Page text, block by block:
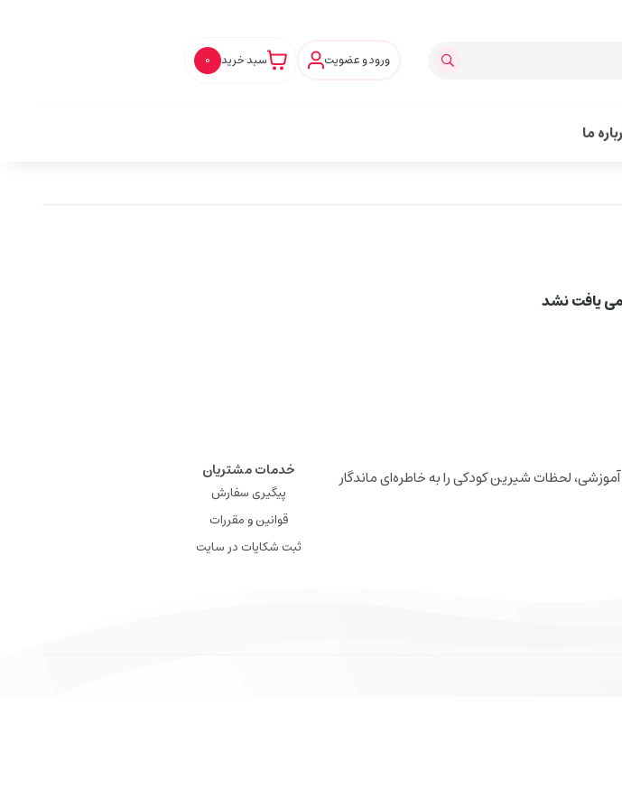
ورود و عضویت سبد خرید 0
ما
یافت نشد
آموزشی، لحظات شیرین کودکی را به خاطره‌ای ماندگار
خدمات مشتریان
پیگیری سفارش
قوانین و مقررات
ثبت شکایات در سایت